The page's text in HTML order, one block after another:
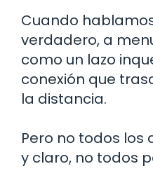
Cuando
verdadero, a
como un lazo
conexión que
la distancia.
Pero no todos los
y claro, no todos